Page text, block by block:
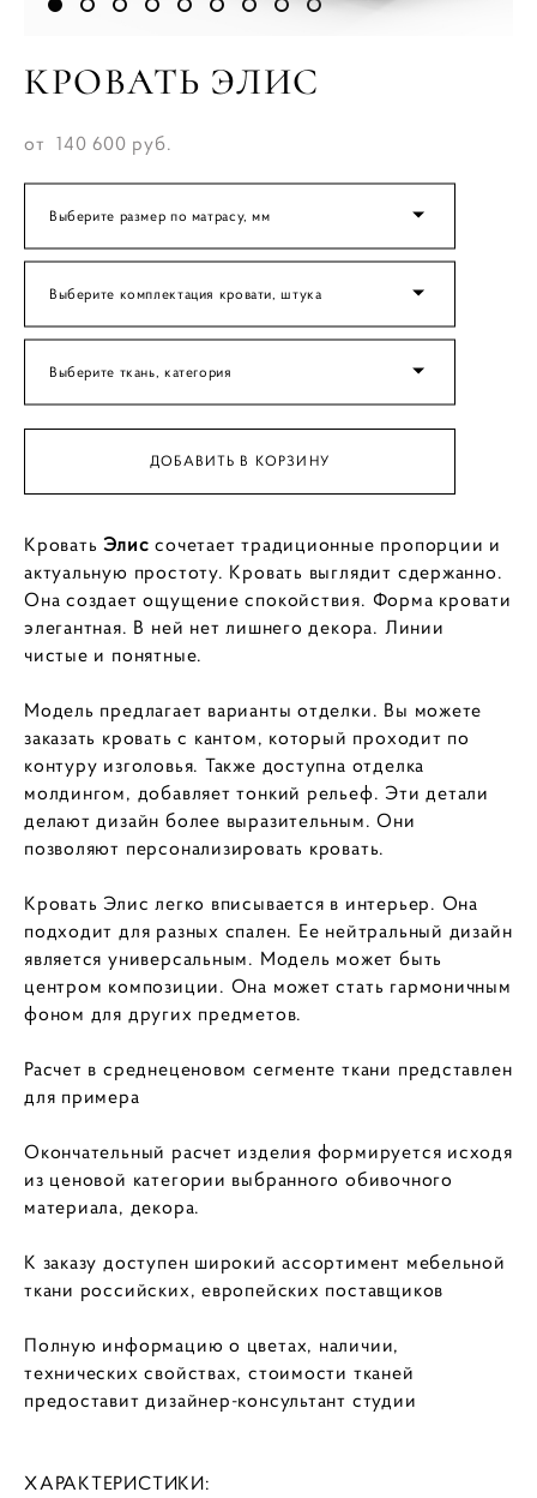
КРОВАТЬ ЭЛИС
от 140 600 pуб.
Выберите размер по матрасу, мм
Выберите комплектация кровати, штука
Выберите ткань, категория
ДОБАВИТЬ В КОРЗИНУ
Кровать Элис сочетает традиционные пропорции и
актуальную простоту. Кровать выглядит сдержанно.
Она создает ощущение спокойствия. Форма кровати
элегантная. В ней нет лишнего декора. Линии
чистые и понятные.
Модель предлагает варианты отделки. Вы можете
заказать кровать с кантом, который проходит по
контуру изголовья. Также доступна отделка
молдингом, добавляет тонкий рельеф. Эти детали
делают дизайн более выразительным. Они
позволяют персонализировать кровать.
Кровать Элис легко вписывается в интерьер. Она
подходит для разных спален. Ее нейтральный дизайн
является универсальным. Модель может быть
центром композиции. Она может стать гармоничным
фоном для других предметов.
Расчет в среднеценовом сегменте ткани представлен
для примера
Окончательный расчет изделия формируется исходя
из ценовой категории выбранного обивочного
материала, декора.
К заказу доступен широкий ассортимент мебельной
ткани российских, европейских поставщиков
Полную информацию о цветах, наличии,
технических свойствах, стоимости тканей
предоставит дизайнер-консультант студии
ХАРАКТЕРИСТИКИ: